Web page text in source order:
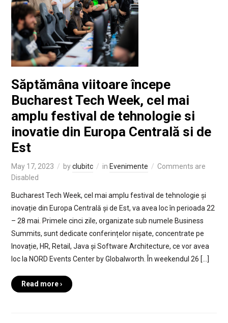
Săptămâna viitoare începe
Bucharest Tech Week, cel mai
amplu festival de tehnologie si
inovatie din Europa Centrală si de
Est
May 17, 2023 byclubitc in Evenimente
Comments are
Disabled
Bucharest Tech Week, cel mai amplu festival de tehnologie și
inovație din Europa Centrală și de Est, va avea loc în perioada 22
– 28 mai. Primele cinci zile, organizate sub numele Business
Summits, sunt dedicate conferințelor nișate, concentrate pe
Inovație, HR, Retail, Java și Software Architecture, ce vor avea
loc la NORD Events Center by Globalworth. În weekendul 26 […]
Read more ›